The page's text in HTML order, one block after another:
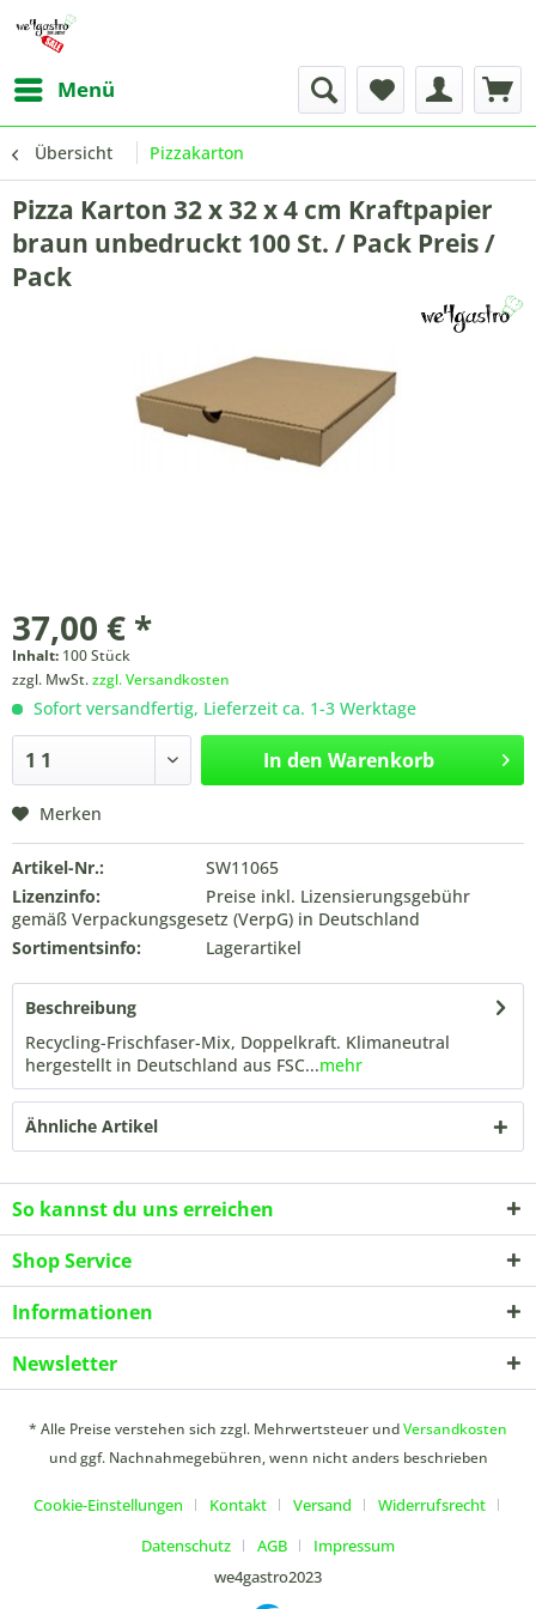
Menü
Übersicht Pizzakarton
Pizza Karton 32 x 32 x 4 cm Kraftpapier
braun unbedruckt 100 St. / Pack Preis /
Pack
37,00 € *
Inhalt: 100 Stück
zzgl. MwSt.zzgl. Versandkosten
Sofort versandfertig, Lieferzeit ca. 1-3 Werktage
In den Warenkorb
Merken
Artikel-Nr.:
SW11065
Lizenzinfo:
Preise inkl. Lizensierungsgebühr
gemäß Verpackungsgesetz (VerpG) in Deutschland
Sortimentsinfo:
Lagerartikel
Beschreibung
Recycling-Frischfaser-Mix, Doppelkraft. Klimaneutral
hergestellt in Deutschland aus FSC...mehr
Ähnliche Artikel
So kannst du uns erreichen
Shop Service
Informationen
Newsletter
* Alle Preise verstehen sich zzgl. Mehrwertsteuer undVersandkosten
und ggf. Nachnahmegebühren, wenn nicht anders beschrieben
Cookie-Einstellungen Kontakt Versand
Widerrufsrecht
Datenschutz
AGB
Impressum
we4gastro2023